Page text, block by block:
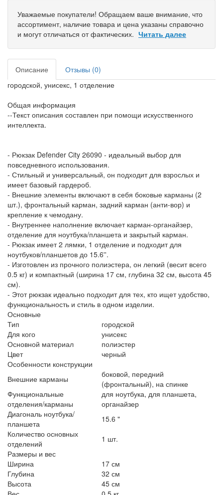
Уважаемые покупатели! Обращаем ваше внимание, что
ассортимент, наличие товара и цена указаны справочно
и могут отличаться от фактических. Читать далее
Описание
Отзывы (0)
городской, унисекс, 1 отделение
Общая информация
--Текст описания составлен при помощи искусственного
интеллекта.
- Рюкзак Defender City 26090 - идеальный выбор для
повседневного использования.
- Стильный и универсальный, он подходит для взрослых и
имеет базовый гардероб.
- Внешние элементы включают в себя боковые карманы (2
шт.), фронтальный карман, задний карман (анти-вор) и
крепление к чемодану.
- Внутреннее наполнение включает карман-органайзер,
отделение для ноутбука/планшета и закрытый карман.
- Рюкзак имеет 2 лямки, 1 отделение и подходит для
ноутбуков/планшетов до 15.6''.
- Изготовлен из прочного полиэстера, он легкий (весит всего
0.5 кг) и компактный (ширина 17 см, глубина 32 см, высота 45
см).
- Этот рюкзак идеально подходит для тех, кто ищет удобство,
функциональность и стиль в одном изделии.
Основные
Тип
городской
Для кого
унисекс
Основной материал
полиэстер
Цвет
черный
Особенности конструкции
Внешние карманы
боковой, передний
(фронтальный), на спинке
Функциональные
отделения/карманы
для ноутбука, для планшета,
органайзер
Диагональ ноутбука/
планшета
15.6 "
Количество основных
отделений
1 шт.
Размеры и вес
Ширина
17 см
Глубина
32 см
Высота
45 см